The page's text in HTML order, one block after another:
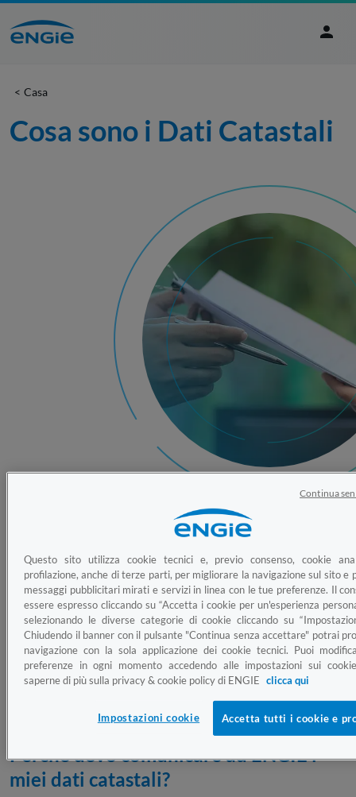
Casa
Cosa sono i Dati Catastali
Cosa sono i dati catastali?
I dati catastali sono i dati principali di un immobile.
Sono contenuti nella visura catastale, un documento
rilasciato dall’Agenzia delle Entrate. I dati della visura
di un immobile sono:
Perché devo comunicare ad ENGIE i
miei dati catastali?
Questo sito utilizza cookie tecnici e, previo consenso, cookie
profilazione, anche di terze parti, per migliorare la navigazione sul sito e
messaggi pubblicitari mirati e servizi in linea con le tue preferenze. Il
essere espresso cliccando su “Accetta i cookie per un'esperienza
selezionando le diverse categorie di cookie cliccando su
Chiudendo il banner con il pulsante "Continua senza accettare" potrai
navigazione con la sola applicazione dei cookie tecnici. Puoi
preferenze in ogni momento accedendo alle impostazioni sui
saperne di più sulla privacy & cookie policy di ENGIE clicca qui
Impostazioni cookie Accetta tutti i cookie e
Continua